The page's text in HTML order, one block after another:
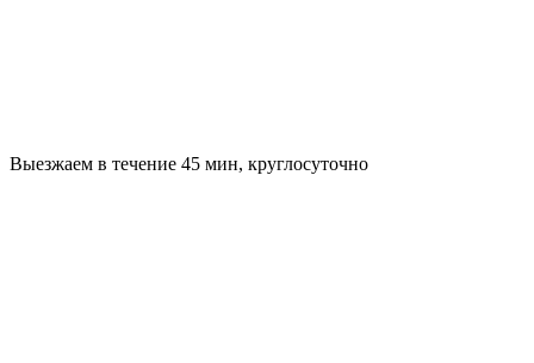
Выезжаем в течение 45 мин, круглосуточно